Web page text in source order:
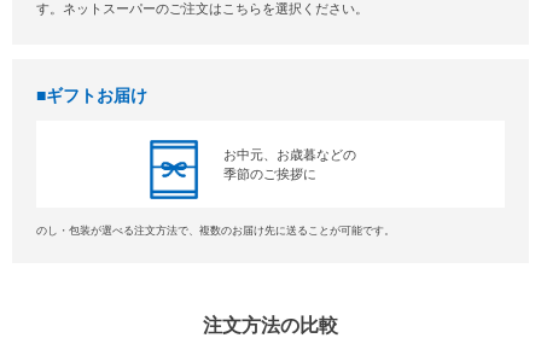
す。ネットスーパーのご注文はこちらを選択ください。
ギフトお届け
お中元、お歳暮などの
季節のご挨拶に
のし・包装が選べる注文方法で、複数のお届け先に送ることが可能です。
注文方法の比較